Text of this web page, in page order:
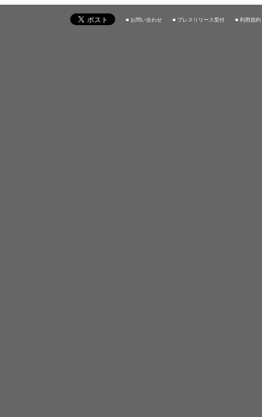
■ お問い合わせ ■ プレスリリース受付 ■ 利用規約